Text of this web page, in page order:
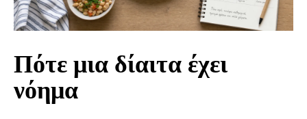
Πότε μια δίαιτα έχει
νόημα